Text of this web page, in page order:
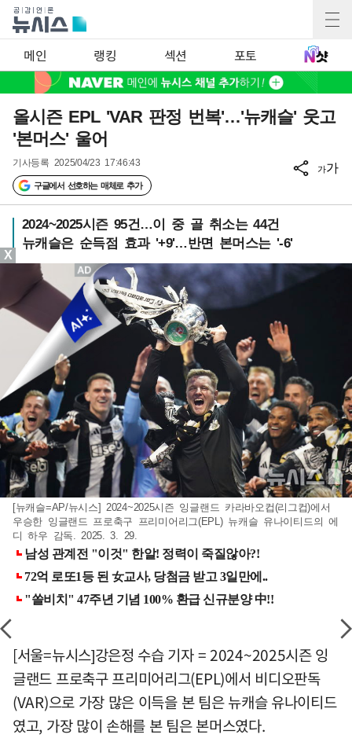
메인 랭킹 섹션 포토
올시즌 EPL 'VAR 판정 번복'…'뉴캐슬' 웃고
'본머스' 울어
기사등록 2025/04/23 17:46:43
구글에서 선호하는 매체로 추가
가가
2024~2025시즌 95건…이 중 골 취소는 44건
뉴캐슬은 순득점 효과 '+9'…반면 본머스는 '-6'
[뉴캐슬=AP/뉴시스] 2024~2025시즌 잉글랜드 카라바오컵(리그컵)에서
우승한 잉글랜드 프로축구 프리미어리그(EPL) 뉴캐슬 유나이티드의 에
디 하우 감독. 2025. 3. 29.
[서울=뉴시스]강은정 수습 기자 = 2024~2025시즌 잉
글랜드 프로축구 프리미어리그(EPL)에서 비디오판독
(VAR)으로 가장 많은 이득을 본 팀은 뉴캐슬 유나이티드
였고, 가장 많이 손해를 본 팀은 본머스였다.
X